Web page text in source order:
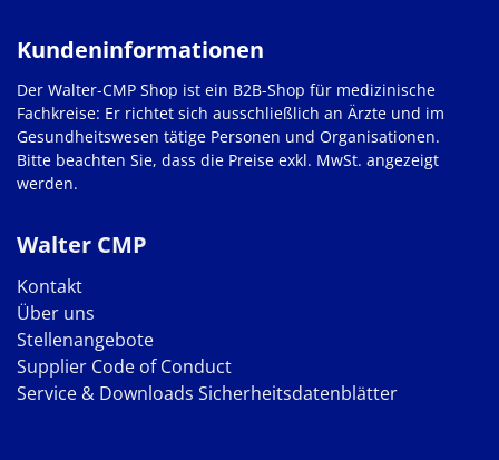
Walter CMP
Kontakt
Über uns
Stellenangebote
Supplier Code of Conduct
Service & Downloads Sicherheitsdatenblätter
Kundeninformationen
Der Walter-CMP Shop ist ein B2B-Shop für medizinische
Fachkreise: Er richtet sich ausschließlich an Ärzte und im
Gesundheitswesen tätige Personen und Organisationen.
Bitte beachten Sie, dass die Preise exkl. MwSt. angezeigt
werden.